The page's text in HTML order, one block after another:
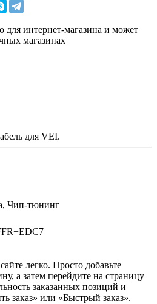
для интернет-магазина и может
магазинах
для VEI.
Чип-тюнинг
легко. Просто добавьте
а затем перейдите на страницу
заказанных позиций и
заказ» или «Быстрый заказ».